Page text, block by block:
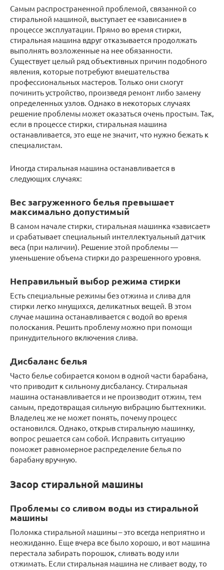
Самым распространенной проблемой, связанной со
стиральной машиной, выступает ее «зависание» в
процессе эксплуатации. Прямо во время стирки,
стиральная машина вдруг отказывается продолжать
выполнять возложенные на нее обязанности.
Существует целый ряд объективных причин подобного
явления, которые потребуют вмешательства
профессиональных мастеров. Только они смогут
починить устройство, произведя ремонт либо замену
определенных узлов. Однако в некоторых случаях
решение проблемы может оказаться очень простым. Так,
если в процессе стирки, стиральная машина
останавливается, это еще не значит, что нужно бежать к
специалистам.
Иногда стиральная машина останавливается в
следующих случаях:
Вес загруженного белья превышает
максимально допустимый
В самом начале стирки, стиральная машинка «зависает»
и срабатывает специальный интеллектуальный датчик
веса (при наличии). Решение этой проблемы —
уменьшение объема стирки до разрешенного уровня.
Неправильный выбор режима стирки
Есть специальные режимы без отжима и слива для
стирки легко мнущихся, деликатных вещей. В этом
случае машина останавливается с водой во время
полоскания. Решить проблему можно при помощи
принудительного включения слива.
Дисбаланс белья
Часто белье собирается комом в одной части барабана,
что приводит к сильному дисбалансу. Стиральная
машина останавливается и не производит отжим, тем
самым, предотвращая сильную вибрацию быттехники.
Владелец же не может понять, почему процесс
остановился. Однако, открыв стиральную машинку,
вопрос решается сам собой. Исправить ситуацию
поможет равномерное распределение белья по
барабану вручную.
Засор стиральной машины
Проблемы со сливом воды из стиральной
машины
Поломка стиральной машины – это всегда неприятно и
неожиданно. Еще вчера все было хорошо, и вот машина
перестала забирать порошок, сливать воду или
отжимать. Если стиральная машина не сливает воду, то